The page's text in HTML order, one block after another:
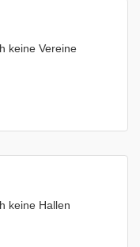
keine Vereine
keine Hallen